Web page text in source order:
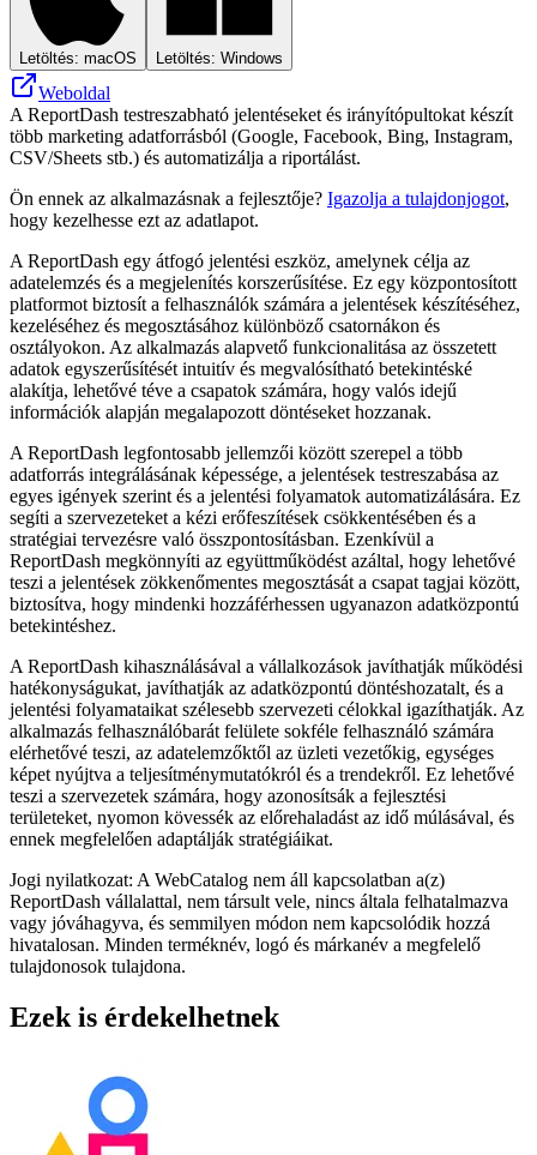
Letöltés: macOS Letöltés: Windows
Weboldal
A ReportDash testreszabható jelentéseket és irányítópultokat készít
több marketing adatforrásból (Google, Facebook, Bing, Instagram,
CSV/Sheets stb.) és automatizálja a riportálást.
Ön ennek az alkalmazásnak a fejlesztője? Igazolja a tulajdonjogot,
hogy kezelhesse ezt az adatlapot.
A ReportDash egy átfogó jelentési eszköz, amelynek célja az
adatelemzés és a megjelenítés korszerűsítése. Ez egy központosított
platformot biztosít a felhasználók számára a jelentések készítéséhez,
kezeléséhez és megosztásához különböző csatornákon és
osztályokon. Az alkalmazás alapvető funkcionalitása az összetett
adatok egyszerűsítését intuitív és megvalósítható betekintéské
alakítja, lehetővé téve a csapatok számára, hogy valós idejű
információk alapján megalapozott döntéseket hozzanak.
A ReportDash legfontosabb jellemzői között szerepel a több
adatforrás integrálásának képessége, a jelentések testreszabása az
egyes igények szerint és a jelentési folyamatok automatizálására. Ez
segíti a szervezeteket a kézi erőfeszítések csökkentésében és a
stratégiai tervezésre való összpontosításban. Ezenkívül a
ReportDash megkönnyíti az együttműködést azáltal, hogy lehetővé
teszi a jelentések zökkenőmentes megosztását a csapat tagjai között,
biztosítva, hogy mindenki hozzáférhessen ugyanazon adatközpontú
betekintéshez.
A ReportDash kihasználásával a vállalkozások javíthatják működési
hatékonyságukat, javíthatják az adatközpontú döntéshozatalt, és a
jelentési folyamataikat szélesebb szervezeti célokkal igazíthatják. Az
alkalmazás felhasználóbarát felülete sokféle felhasználó számára
elérhetővé teszi, az adatelemzőktől az üzleti vezetőkig, egységes
képet nyújtva a teljesítménymutatókról és a trendekről. Ez lehetővé
teszi a szervezetek számára, hogy azonosítsák a fejlesztési
területeket, nyomon kövessék az előrehaladást az idő múlásával, és
ennek megfelelően adaptálják stratégiáikat.
Jogi nyilatkozat: A WebCatalog nem áll kapcsolatban a(z)
ReportDash vállalattal, nem társult vele, nincs általa felhatalmazva
vagy jóváhagyva, és semmilyen módon nem kapcsolódik hozzá
hivatalosan. Minden terméknév, logó és márkanév a megfelelő
tulajdonosok tulajdona.
Ezek is érdekelhetnek